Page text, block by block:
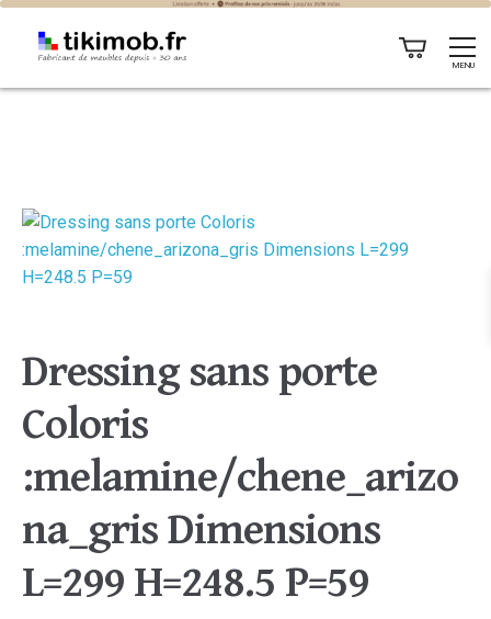
MENU
Dressing sans porte
Coloris
:melamine/chene_arizo
na_gris Dimensions
L=299 H=248.5 P=59